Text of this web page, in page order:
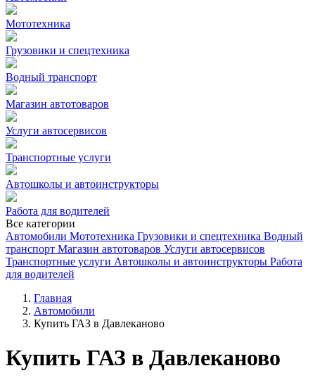
Мототехника
Грузовики и спецтехника
Водный транспорт
Магазин автотоваров
Услуги автосервисов
Транспортные услуги
Автошколы и автоинструкторы
Работа для водителей
Все категории
Автомобили Мототехника Грузовики и спецтехника Водный
транспорт Магазин автотоваров Услуги автосервисов
Транспортные услуги Автошколы и автоинструкторы Работа
для водителей
Главная
Автомобили
Купить ГАЗ в Давлеканово
Купить ГАЗ в Давлеканово